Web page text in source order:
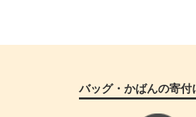
バッグ・かばんの寄付